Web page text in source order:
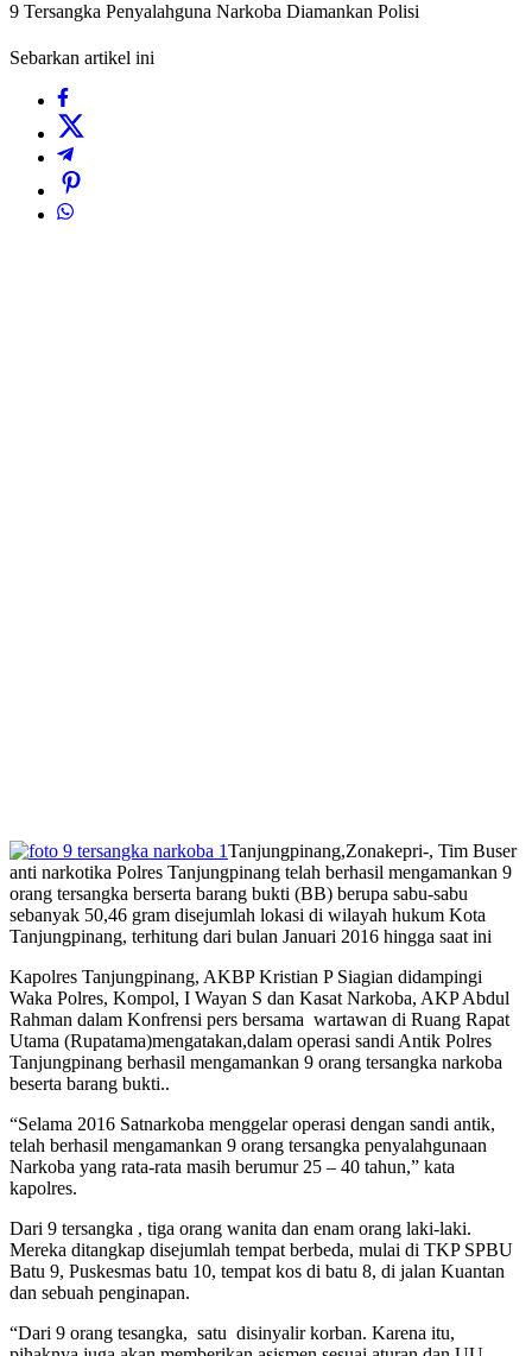
9 Tersangka Penyalahguna Narkoba Diamankan Polisi
Sebarkan artikel ini
Tanjungpinang,Zonakepri-, Tim Buser
anti narkotika Polres Tanjungpinang telah berhasil mengamankan 9
orang tersangka berserta barang bukti (BB) berupa sabu-sabu
sebanyak 50,46 gram disejumlah lokasi di wilayah hukum Kota
Tanjungpinang, terhitung dari bulan Januari 2016 hingga saat ini
Kapolres Tanjungpinang, AKBP Kristian P Siagian didampingi
Waka Polres, Kompol, I Wayan S dan Kasat Narkoba, AKP Abdul
Rahman dalam Konfrensi pers bersama wartawan di Ruang Rapat
Utama (Rupatama)mengatakan,dalam operasi sandi Antik Polres
Tanjungpinang berhasil mengamankan 9 orang tersangka narkoba
beserta barang bukti..
“Selama 2016 Satnarkoba menggelar operasi dengan sandi antik,
telah berhasil mengamankan 9 orang tersangka penyalahgunaan
Narkoba yang rata-rata masih berumur 25 – 40 tahun,” kata
kapolres.
Dari 9 tersangka , tiga orang wanita dan enam orang laki-laki.
Mereka ditangkap disejumlah tempat berbeda, mulai di TKP SPBU
Batu 9, Puskesmas batu 10, tempat kos di batu 8, di jalan Kuantan
dan sebuah penginapan.
“Dari 9 orang tesangka, satu disinyalir korban. Karena itu,